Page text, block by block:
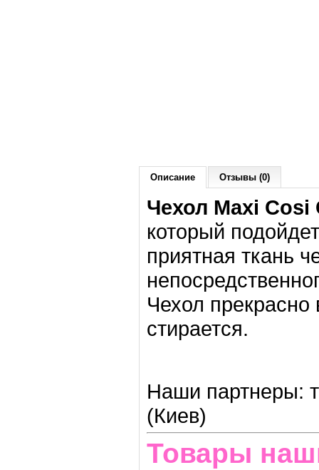
Описание Отзывы (0)
Чехол Maxi
который
приятная ткань
Чехол прекрасно
стирается.
Наши партнеры:
(Киев)
Товары